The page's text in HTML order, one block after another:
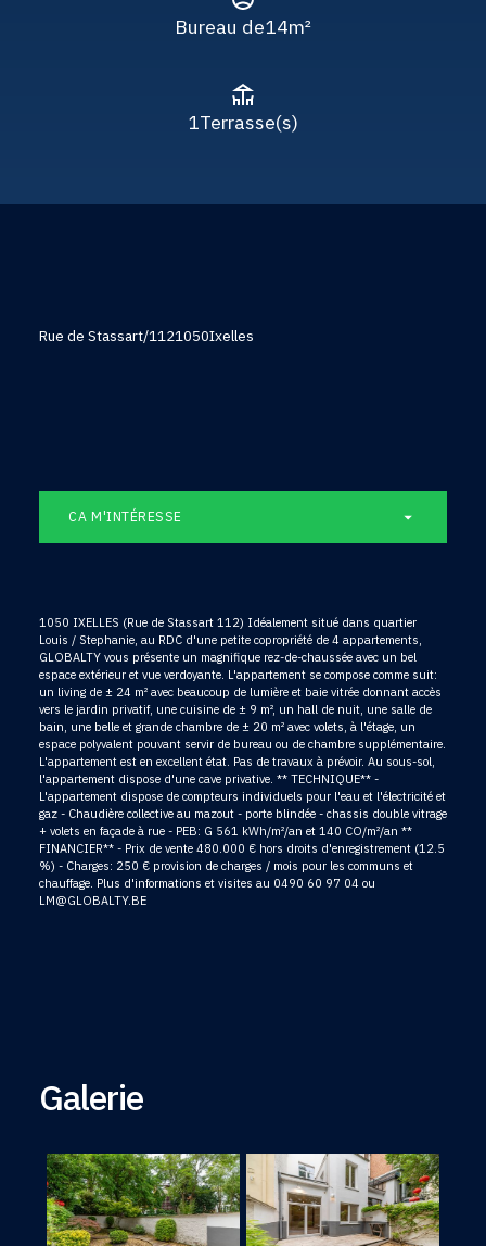
Bureau de14m²
1Terrasse(s)
Rue de Stassart/1121050Ixelles
CA M'INTÉRESSE
1050 IXELLES (Rue de Stassart 112) Idéalement situé dans quartier
Louis / Stephanie, au RDC d'une petite copropriété de 4 appartements,
GLOBALTY vous présente un magnifique rez-de-chaussée avec un bel
espace extérieur et vue verdoyante. L'appartement se compose comme suit:
un living de ± 24 m² avec beaucoup de lumière et baie vitrée donnant accès
vers le jardin privatif, une cuisine de ± 9 m², un hall de nuit, une salle de
bain, une belle et grande chambre de ± 20 m² avec volets, à l'étage, un
espace polyvalent pouvant servir de bureau ou de chambre supplémentaire.
L'appartement est en excellent état. Pas de travaux à prévoir. Au sous-sol,
l'appartement dispose d'une cave privative. ** TECHNIQUE** -
L'appartement dispose de compteurs individuels pour l'eau et l'électricité et
gaz - Chaudière collective au mazout - porte blindée - chassis double vitrage
+ volets en façade à rue - PEB: G 561 kWh/m²/an et 140 CO/m²/an **
FINANCIER** - Prix de vente 480.000 € hors droits d'enregistrement (12.5
%) - Charges: 250 € provision de charges / mois pour les communs et
chauffage. Plus d'informations et visites au 0490 60 97 04 ou
LM@GLOBALTY.BE
Galerie